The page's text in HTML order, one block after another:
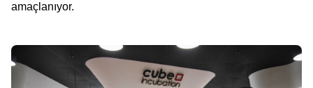
amaçlanıyor.